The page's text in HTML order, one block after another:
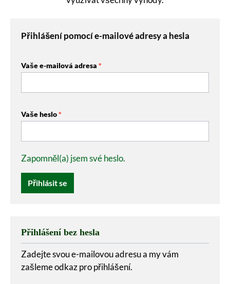
Přihlášení pomocí e-mailové adresy a hesla
Vaše e-mailová adresa *
Vaše heslo*
Zapomněl(a) jsem své heslo.
Přihlásit se
Přihlášení bez hesla
Zadejte svou e-mailovou adresu a my vám
zašleme odkaz pro přihlášení.